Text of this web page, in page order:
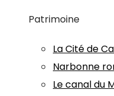
Patrimoine
La Cité de
Narbonne
Le canal du